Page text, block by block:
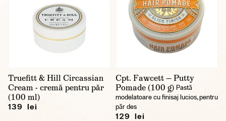
Truefitt & Hill Circassian
Cream - cremă pentru păr
(100 ml)
139 lei
Cpt. Fawcett — Putty
Pomade (100 g) Pastă
modelatoare cu finisaj lucios, pentru
păr des
129 lei